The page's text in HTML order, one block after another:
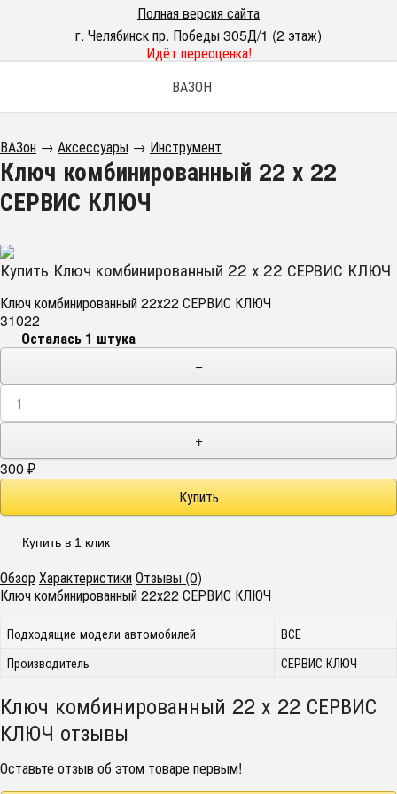
Полная версия сайта
г. Челябинск пр. Победы 305Д/1 (2 этаж)
Идёт переоценка!
ВАЗОН
ВАЗон → Аксессуары → Инструмент
Ключ комбинированный 22 х 22
СЕРВИС КЛЮЧ
Купить Ключ комбинированный 22 х 22 СЕРВИС КЛЮЧ
Ключ комбинированный 22х22 СЕРВИС КЛЮЧ
31022
Осталась 1 штука
−
+
300 ₽
Купить в 1 клик
ОбзорХарактеристикиОтзывы (0)
Ключ комбинированный 22х22 СЕРВИС КЛЮЧ
Подходящие модели автомобилей
ВСЕ
Производитель
СЕРВИС КЛЮЧ
Ключ комбинированный 22 х 22 СЕРВИС
КЛЮЧ отзывы
Оставьтеотзыв об этом товарепервым!